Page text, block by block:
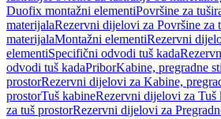
Duofix montažni elementiPovršine za
materijalaRezervni dijelovi za Površine za
materijalaMontažni elementiRezervni
elementiSpecifični odvodi tuš kada
odvodi tuš kadaPriborKabine, pregradne
prostorRezervni dijelovi za Kabine,
prostorTuš kabineRezervni dijelovi za Tuš
za tuš prostorRezervni dijelovi za